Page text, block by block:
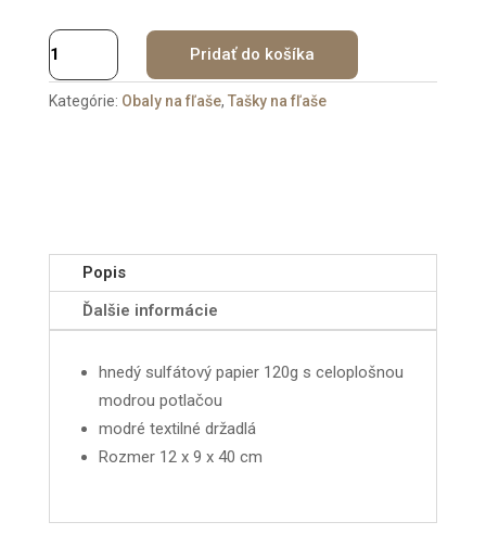
množstvo
BLU
GLASS
Pridať do košíka
Kategórie: Obaly na fľaše, Tašky na fľaše
Popis
Ďalšie informácie
hnedý sulfátový papier 120g s celoplošnou
modrou potlačou
modré textilné držadlá
Rozmer 12 x 9 x 40 cm